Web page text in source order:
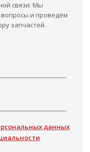
связи. Мы
и проведём
запчастей.
данных